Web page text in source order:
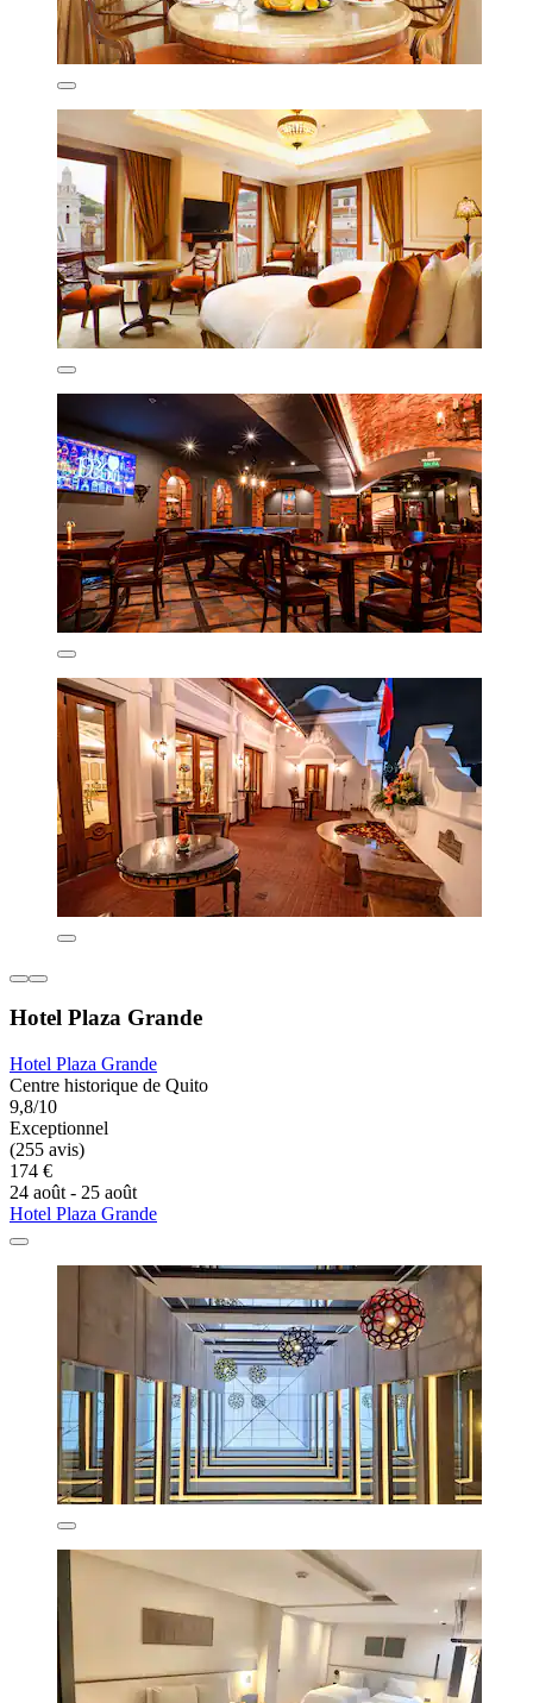
Hotel Plaza Grande
Hotel Plaza Grande
Centre historique de Quito
9,8/10
Exceptionnel
(255 avis)
174 €
24 août - 25 août
Hotel Plaza Grande